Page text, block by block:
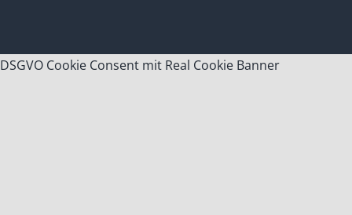
DSGVO Cookie Consent mit Real Cookie Banner